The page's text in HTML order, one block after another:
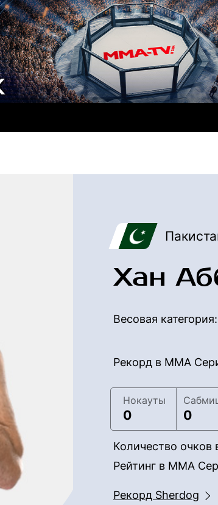
Хан
Весовая категория:
Рекорд в ММА
Нокауты
0 0
Количество
Рейтинг в ММА
Рекорд Sherdog